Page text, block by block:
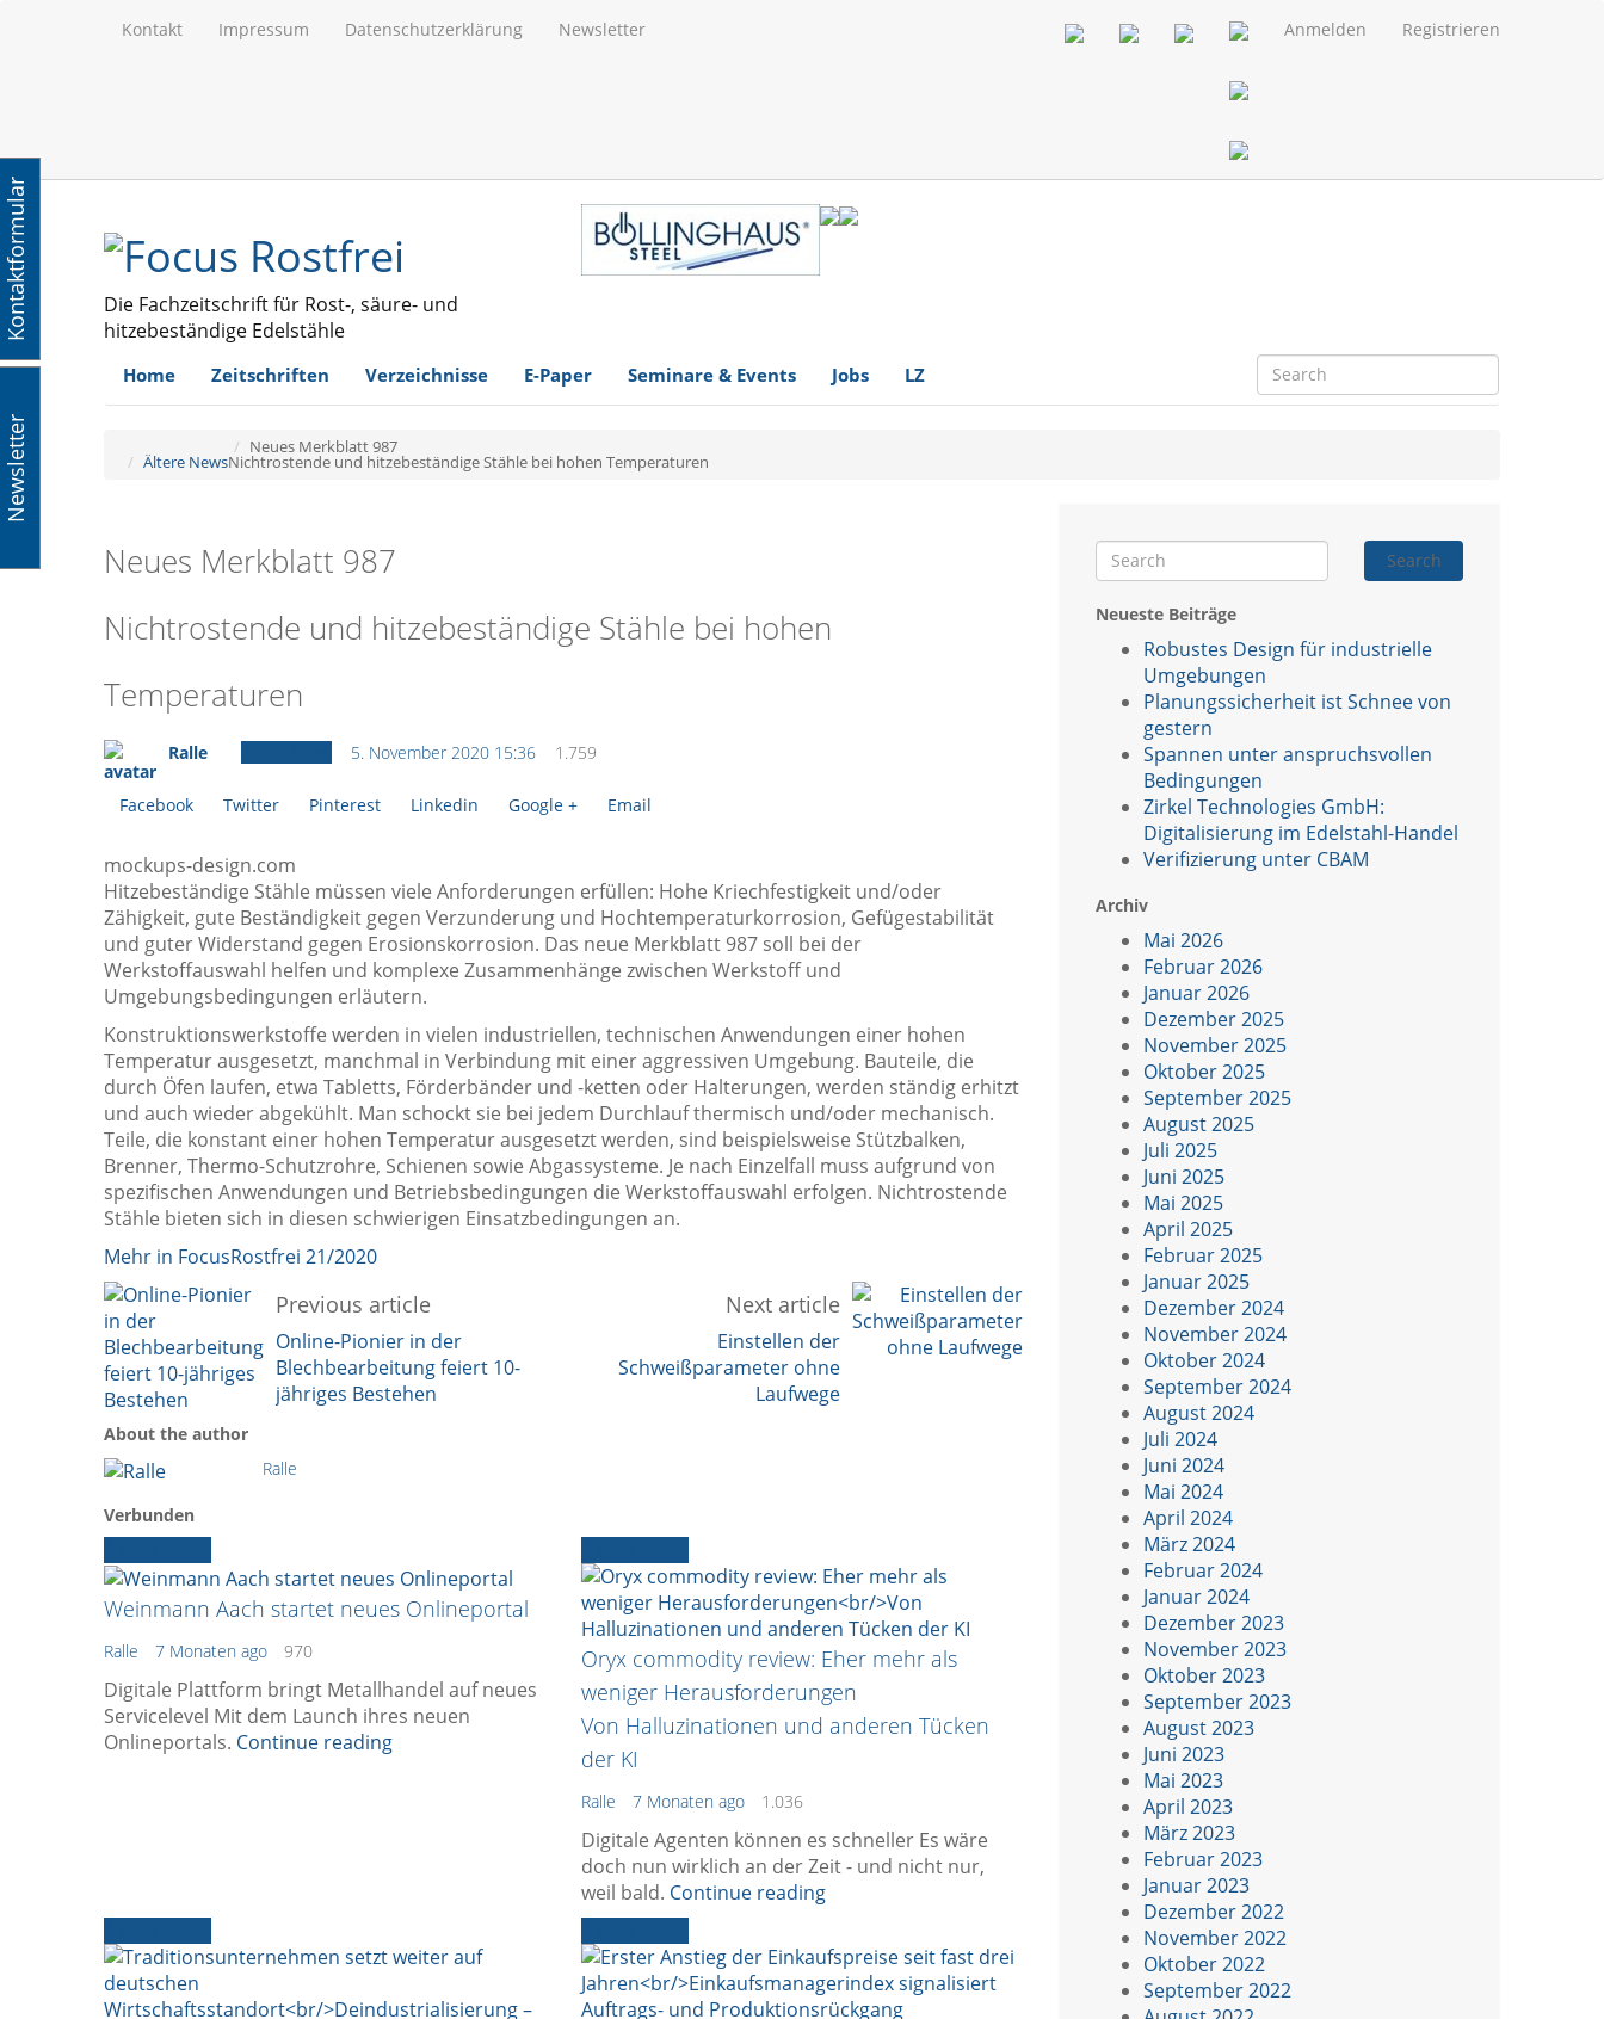
Kontakt Impressum Datenschutzerklärung Newsletter Anmelden Registrieren
Die Fachzeitschrift für Rost-, säure- und
hitzebeständige Edelstähle
Home Zeitschriften Verzeichnisse E-Paper Seminare & Events Jobs LZ
Ältere News
Neues Merkblatt 987
Nichtrostende und hitzebeständige Stähle bei hohen Temperaturen
Neues Merkblatt 987
Nichtrostende und hitzebeständige Stähle bei hohen
Temperaturen
Ralle 5. November 2020 15:36 1.759
Facebook Twitter Pinterest Linkedin Google + Email
mockups-design.com
Hitzebeständige Stähle müssen viele Anforderungen erfüllen: Hohe Kriechfestigkeit und/oder
Zähigkeit, gute Beständigkeit gegen Verzunderung und Hochtemperaturkorrosion, Gefügestabilität
und guter Widerstand gegen Erosionskorrosion. Das neue Merkblatt 987 soll bei der
Werkstoffauswahl helfen und komplexe Zusammenhänge zwischen Werkstoff und
Umgebungsbedingungen erläutern.
Konstruktionswerkstoffe werden in vielen industriellen, technischen Anwendungen einer hohen
Temperatur ausgesetzt, manchmal in Verbindung mit einer aggressiven Umgebung. Bauteile, die
durch Öfen laufen, etwa Tabletts, Förderbänder und -ketten oder Halterungen, werden ständig erhitzt
und auch wieder abgekühlt. Man schockt sie bei jedem Durchlauf thermisch und/oder mechanisch.
Teile, die konstant einer hohen Temperatur ausgesetzt werden, sind beispielsweise Stützbalken,
Brenner, Thermo-Schutzrohre, Schienen sowie Abgassysteme. Je nach Einzelfall muss aufgrund von
spezifischen Anwendungen und Betriebsbedingungen die Werkstoffauswahl erfolgen. Nichtrostende
Stähle bieten sich in diesen schwierigen Einsatzbedingungen an.
Mehr in FocusRostfrei 21/2020
Previous article
Online-Pionier in der
Blechbearbeitung feiert 10-
jähriges Bestehen
Next article
Einstellen der
Schweißparameter ohne
Laufwege
About the author
Ralle
Verbunden
Weinmann Aach startet neues Onlineportal
Ralle 7 Monaten ago 970
Digitale Plattform bringt Metallhandel auf neues
Servicelevel Mit dem Launch ihres neuen
Onlineportals. Continue reading
Oryx commodity review: Eher mehr als
weniger Herausforderungen
Von Halluzinationen und anderen Tücken
der KI
Ralle 7 Monaten ago 1.036
Digitale Agenten können es schneller Es wäre
doch nun wirklich an der Zeit - und nicht nur,
weil bald. Continue reading
Search
Neueste Beiträge
Robustes Design für industrielle
Umgebungen
Planungssicherheit ist Schnee von
gestern
Spannen unter anspruchsvollen
Bedingungen
Zirkel Technologies GmbH:
Digitalisierung im Edelstahl-Handel
Verifizierung unter CBAM
Archiv
Mai 2026
Februar 2026
Januar 2026
Dezember 2025
November 2025
Oktober 2025
September 2025
August 2025
Juli 2025
Juni 2025
Mai 2025
April 2025
Februar 2025
Januar 2025
Dezember 2024
November 2024
Oktober 2024
September 2024
August 2024
Juli 2024
Juni 2024
Mai 2024
April 2024
März 2024
Februar 2024
Januar 2024
Dezember 2023
November 2023
Oktober 2023
September 2023
August 2023
Juni 2023
Mai 2023
April 2023
März 2023
Februar 2023
Januar 2023
Dezember 2022
November 2022
Oktober 2022
September 2022
Newsletter
Kontaktformular